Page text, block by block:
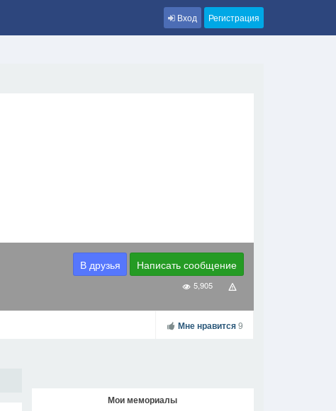
Вход Регистрация
В друзья Написать сообщение
5,905
Мне нравится9
Мои мемориалы